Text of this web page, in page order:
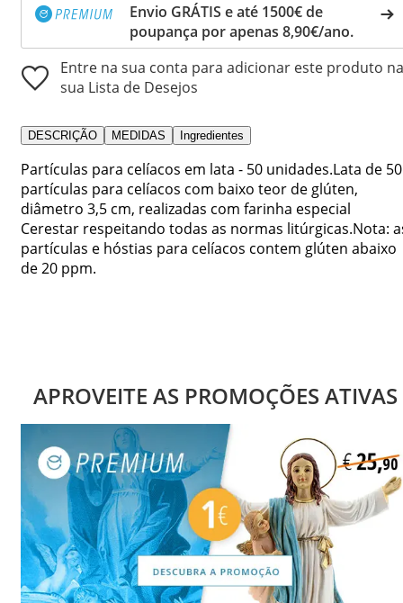
Envio GRÁTIS e até 1500€ de
poupança por apenas 8,90€/ano.
Entre na sua conta para adicionar este produto na
sua Lista de Desejos
DESCRIÇÃO MEDIDAS Ingredientes
Partículas para celíacos em lata - 50 unidades.Lata de 50
partículas para celíacos com baixo teor de glúten,
diâmetro 3,5 cm, realizadas com farinha especial
Cerestar respeitando todas as normas litúrgicas.Nota:
partículas e hóstias para celíacos contem glúten abaixo
de 20 ppm.
APROVEITE AS PROMOÇÕES ATIVAS